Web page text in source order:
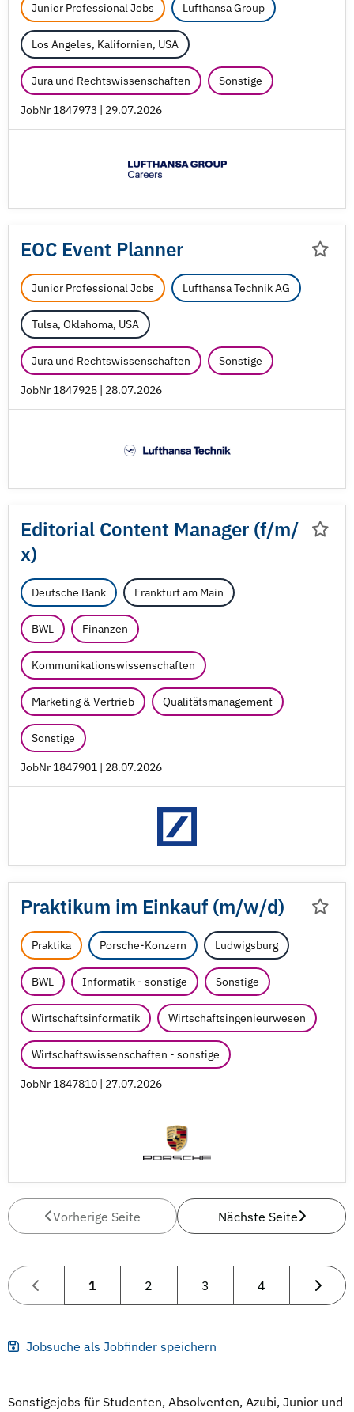
Junior Professional Jobs Lufthansa Group
Los Angeles, Kalifornien, USA
Jura und Rechtswissenschaften Sonstige
JobNr 1847973 | 29.07.2026
EOC Event Planner
Junior Professional Jobs Lufthansa Technik AG
Tulsa, Oklahoma, USA
Jura und Rechtswissenschaften Sonstige
JobNr 1847925 | 28.07.2026
Editorial Content Manager (f/m/
x)
Deutsche Bank Frankfurt am Main
BWL Finanzen
Kommunikationswissenschaften
Marketing & Vertrieb Qualitätsmanagement
Sonstige
JobNr 1847901 | 28.07.2026
Praktikum im Einkauf (m/w/d)
Praktika Porsche-Konzern Ludwigsburg
BWL Informatik - sonstige Sonstige
Wirtschaftsinformatik Wirtschaftsingenieurwesen
Wirtschaftswissenschaften - sonstige
JobNr 1847810 | 27.07.2026
Vorherige Seite Nächste Seite
1 2 3 4
Jobsuche als Jobfinder speichern
Sonstigejobs für Studenten, Absolventen, Azubi, Junior und